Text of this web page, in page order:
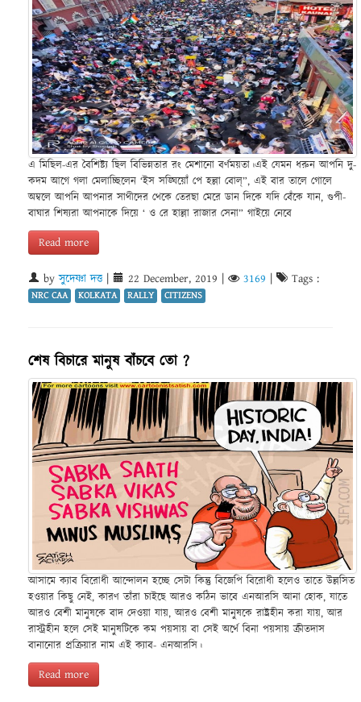
এ মিছিল-এর বৈশিষ্ট্য ছিল বিভিন্নতার রং মেশানো বর্ণময়তা।এই যেমন ধরুন আপনি দু-
কদম আগে গলা মেলাচ্ছিলেন ‘ইস সঙ্ঘিয়োঁ পে হল্লা বোল্‌”, এই বার তালে গোলে
অম্বলে আপনি আপনার সাথীদের থেকে তেরছা মেরে ডান দিকে যদি বেঁকে যান, গুপী-
বাঘার শিষ্যরা আপনাকে দিয়ে ‘ ও রে হাল্লা রাজার সেনা” গাইয়ে নেবে
Read more
byসুদেষ্ণা দত্ত| 22 December, 2019 3169 Tags :
NRC CAA KOLKATA RALLY CITIZENS
শেষ বিচারে মানুষ বাঁচবে তো ?
আসামে ক্যাব বিরোধী আন্দোলন হচ্ছে সেটা কিন্তু বিজেপি বিরোধী হলেও তাতে উল্লসিত
হওয়ার কিছু নেই, কারণ তাঁরা চাইছে আরও কঠিন ভাবে এনআরসি আনা হোক, যাতে
আরও বেশী মানুষকে বাদ দেওয়া যায়, আরও বেশী মানুষকে রাষ্ট্রহীন করা যায়, আর
রাস্ট্রহীন হলে সেই মানুষটিকে কম পয়সায় বা সেই অর্থে বিনা পয়সায় ক্রীতদাস
বানানোর প্রক্রিয়ার নাম এই ক্যাব- এনআরসি।
Read more